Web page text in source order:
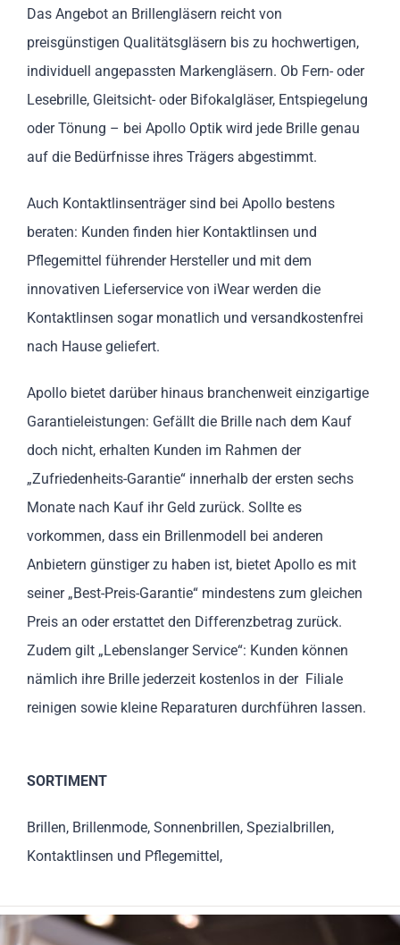
Das Angebot an Brillengläsern reicht von
preisgünstigen Qualitätsgläsern bis zu hochwertigen,
individuell angepassten Markengläsern. Ob Fern- oder
Lesebrille, Gleitsicht- oder Bifokalgläser, Entspiegelung
oder Tönung – bei Apollo Optik wird jede Brille genau
auf die Bedürfnisse ihres Trägers abgestimmt.
Auch Kontaktlinsenträger sind bei Apollo bestens
beraten: Kunden finden hier Kontaktlinsen und
Pflegemittel führender Hersteller und mit dem
innovativen Lieferservice von iWear werden die
Kontaktlinsen sogar monatlich und versandkostenfrei
nach Hause geliefert.
Apollo bietet darüber hinaus branchenweit einzigartige
Garantieleistungen: Gefällt die Brille nach dem Kauf
doch nicht, erhalten Kunden im Rahmen der
„Zufriedenheits-Garantie“ innerhalb der ersten sechs
Monate nach Kauf ihr Geld zurück. Sollte es
vorkommen, dass ein Brillenmodell bei anderen
Anbietern günstiger zu haben ist, bietet Apollo es mit
seiner „Best-Preis-Garantie“ mindestens zum gleichen
Preis an oder erstattet den Differenzbetrag zurück.
Zudem gilt „Lebenslanger Service“: Kunden können
nämlich ihre Brille jederzeit kostenlos in der Filiale
reinigen sowie kleine Reparaturen durchführen lassen.
SORTIMENT
Brillen, Brillenmode, Sonnenbrillen, Spezialbrillen,
Kontaktlinsen und Pflegemittel,